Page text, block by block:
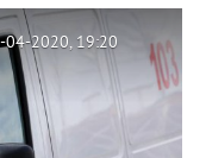
04-2020, 19:20